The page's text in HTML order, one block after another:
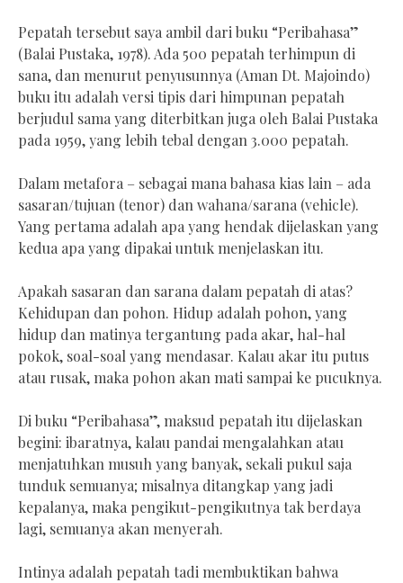
Pepatah tersebut saya ambil dari buku “Peribahasa”
(Balai Pustaka, 1978). Ada 500 pepatah terhimpun di
sana, dan menurut penyusunnya (Aman Dt. Majoindo)
buku itu adalah versi tipis dari himpunan pepatah
berjudul sama yang diterbitkan juga oleh Balai Pustaka
pada 1959, yang lebih tebal dengan 3.000 pepatah.
Dalam metafora – sebagai mana bahasa kias lain – ada
sasaran/tujuan (tenor) dan wahana/sarana (vehicle).
Yang pertama adalah apa yang hendak dijelaskan yang
kedua apa yang dipakai untuk menjelaskan itu.
Apakah sasaran dan sarana dalam pepatah di atas?
Kehidupan dan pohon. Hidup adalah pohon, yang
hidup dan matinya tergantung pada akar, hal-hal
pokok, soal-soal yang mendasar. Kalau akar itu putus
atau rusak, maka pohon akan mati sampai ke pucuknya.
Di buku “Peribahasa”, maksud pepatah itu dijelaskan
begini: ibaratnya, kalau pandai mengalahkan atau
menjatuhkan musuh yang banyak, sekali pukul saja
tunduk semuanya; misalnya ditangkap yang jadi
kepalanya, maka pengikut-pengikutnya tak berdaya
lagi, semuanya akan menyerah.
Intinya adalah pepatah tadi membuktikan bahwa